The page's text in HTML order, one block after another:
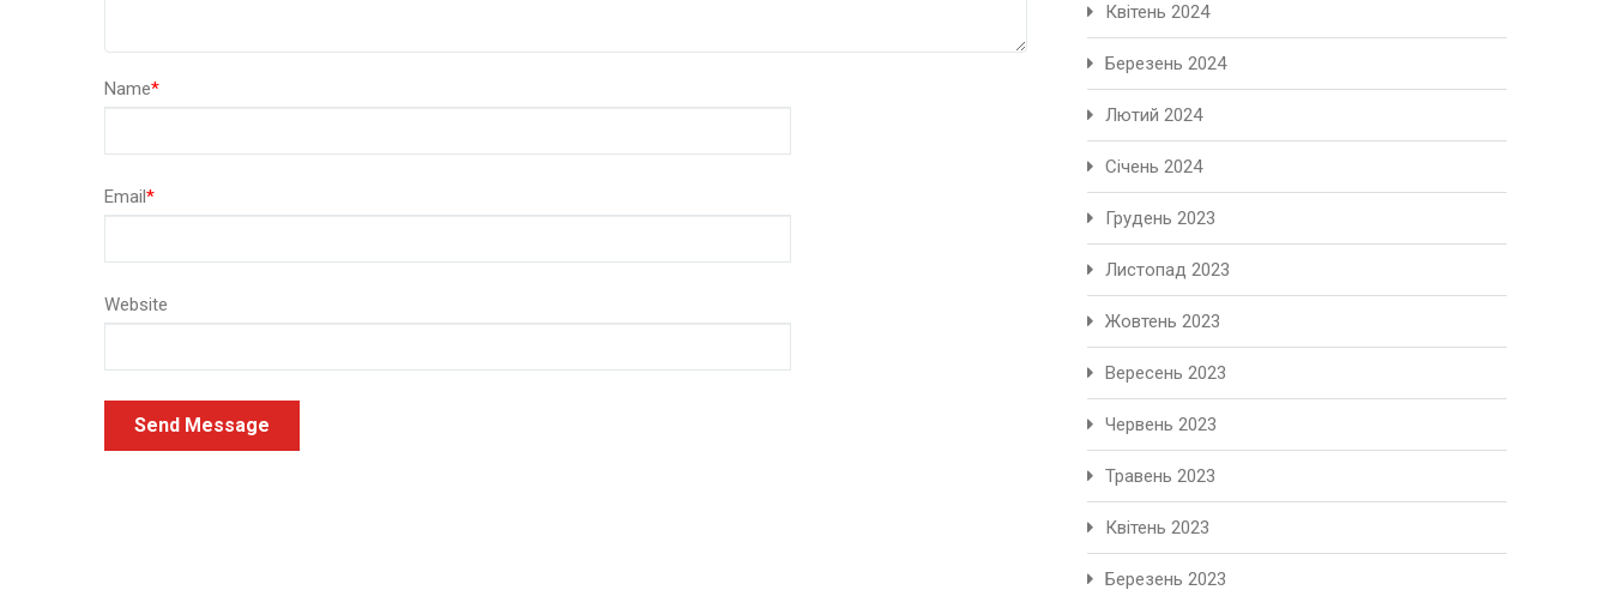
Name*
Email*
Website
Квітень 2024
Березень 2024
Лютий 2024
Січень 2024
Грудень 2023
Листопад 2023
Жовтень 2023
Вересень 2023
Червень 2023
Травень 2023
Квітень 2023
Березень 2023